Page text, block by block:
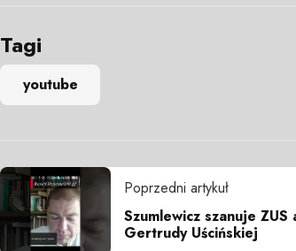
Tagi
youtube
Poprzedni artykuł
Szumlewicz szanuje ZUS
Gertrudy Uścińskiej